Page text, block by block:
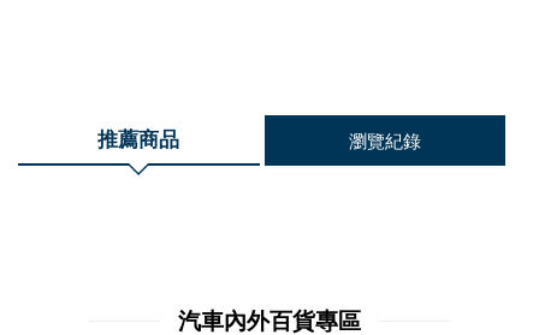
推薦商品 瀏覽紀錄
汽車內外百貨專區